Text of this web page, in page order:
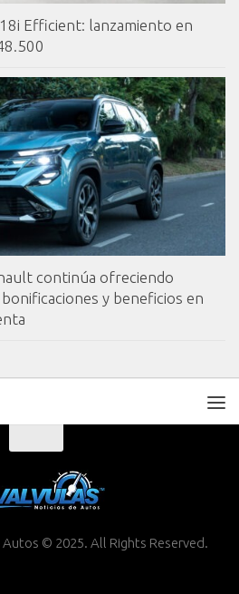
Efficient: lanzamiento en
continúa ofreciendo
y beneficios en
© 2025. All Rights Reserved.